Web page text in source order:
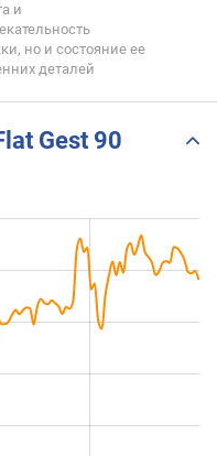
и
но и состояние ее
деталей
Gest 90